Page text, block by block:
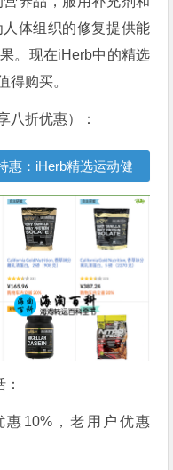
体组织的修复提供能
。现在iHerb中的精选
得购买。
八折优惠）：
惠：iHerb精选运动健
优惠
惠10%，老用户优惠